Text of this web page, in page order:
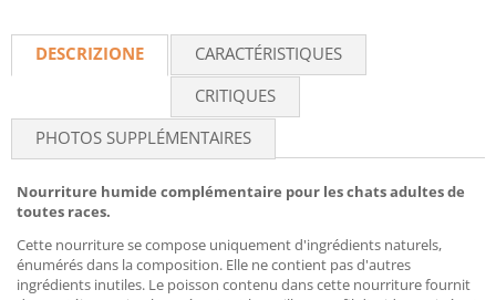
DESCRIZIONE
CARACTÉRISTIQUES
CRITIQUES
PHOTOS SUPPLÉMENTAIRES
Nourriture humide complémentaire pour les chats adultes de
toutes races.
Cette nourriture se compose uniquement d'ingrédients naturels,
énumérés dans la composition. Elle ne contient pas d'autres
ingrédients inutiles. Le poisson contenu dans cette nourriture fournit